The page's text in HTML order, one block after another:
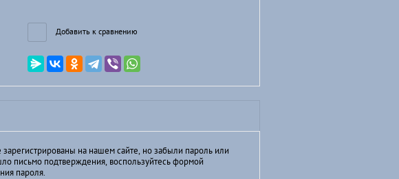
Добавить к сравнению
на нашем сайте, но забыли пароль или
письмо подтверждения, воспользуйтесь формой
пароля.